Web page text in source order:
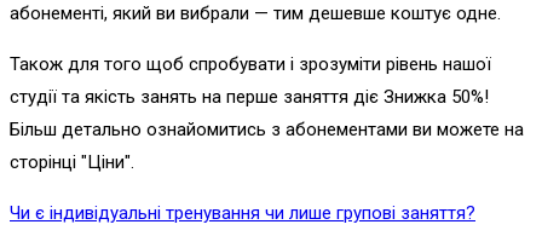
абонементі, який ви вибрали — тим дешевше коштує одне.
Також для того щоб спробувати і зрозуміти рівень нашої
студії та якість занять на перше заняття діє Знижка 50%!
Більш детально ознайомитись з абонементами ви можете на
сторінці "Ціни".
Чи є індивідуальні тренування чи лише групові заняття?